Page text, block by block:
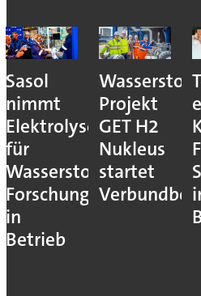
Sasol
nimmt
Elektrolyseur
für
Wasserstoff-
Forschung
in
Betrieb
Wasserstoff-
Projekt
GET H2
Nukleus
startet